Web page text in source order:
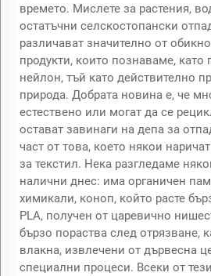
времето. Мислете за растения,
остатъчни селскостопански
различават значително от
продукти, които познаваме, като
нейлон, тъй като действително
природа. Добрата новина е, че
естествено или могат да се
остават завинаги на депа за
част от това, което някои
за текстил. Нека разгледаме
налични днес: има органичен
химикали, коноп, който расте
PLA, получен от царевично
бързо пораства след отрязване,
влакна, извлечени от дървесна
специални процеси. Всеки от